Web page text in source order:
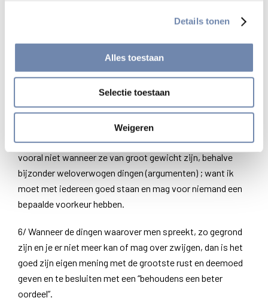
Details tonen
Alles toestaan
Selectie toestaan
Weigeren
4/ Wanneer over het één of ander gesproken wordt, dan
me vooral inspannen om niemand met een ontevreden
gevoel achter te laten.
5/ Ik zou niet om het even wie als autoriteit inroepen,
vooral niet wanneer ze van groot gewicht zijn, behalve
bijzonder weloverwogen dingen (argumenten) ; want ik
moet met iedereen goed staan en mag voor niemand een
bepaalde voorkeur hebben.
6/ Wanneer de dingen waarover men spreekt, zo gegrond
zijn en je er niet meer kan of mag over zwijgen, dan is het
goed zijn eigen mening met de grootste rust en deemoed
geven en te besluiten met een “behoudens een beter
oordeel”.